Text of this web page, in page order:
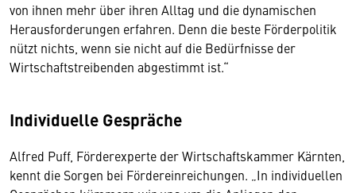
von ihnen mehr über ihren Alltag und die dynamischen
Herausforderungen erfahren. Denn die beste Förderpolitik
nützt nichts, wenn sie nicht auf die Bedürfnisse der
Wirtschaftstreibenden abgestimmt ist.“
Individuelle Gespräche
Alfred Puff, Förderexperte der Wirtschaftskammer Kärnten,
kennt die Sorgen bei Fördereinreichungen. „In individuellen